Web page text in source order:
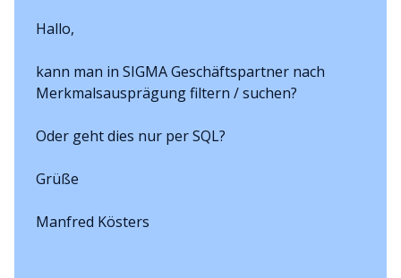
Hallo,
kann man in SIGMA Geschäftspartner nach
Merkmalsausprägung filtern / suchen?
Oder geht dies nur per SQL?
Grüße
Manfred Kösters